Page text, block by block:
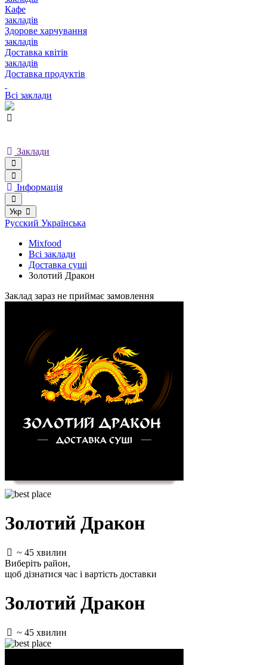
Кафе
закладів
Здорове харчування
закладів
Доставка квітів
закладів
Доставка продуктів
Всі заклади
Заклади
Інформація
Укр
Русский Українська
Mixfood
Всі заклади
Доставка суші
Золотий Дракон
Заклад зараз не приймає замовлення
Золотий Дракон
~ 45 хвилин
Виберіть район,
щоб дізнатися час і вартість доставки
Золотий Дракон
~ 45 хвилин